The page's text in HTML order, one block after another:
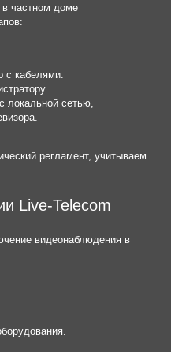
в частном доме
с кабелями.
локальной сетью,
регламент, учитываем
Live-Telecom
видеонаблюдения в